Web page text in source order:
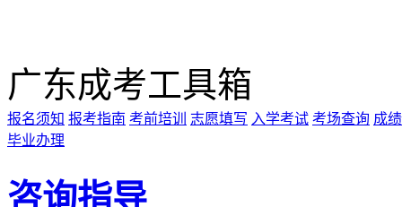
广东成考工具箱
报名须知 报考指南 考前培训 志愿填写 入学考试 考场查询 成
毕业办理
咨询指导